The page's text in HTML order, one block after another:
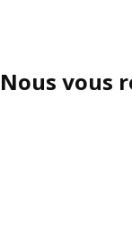
Nous vous